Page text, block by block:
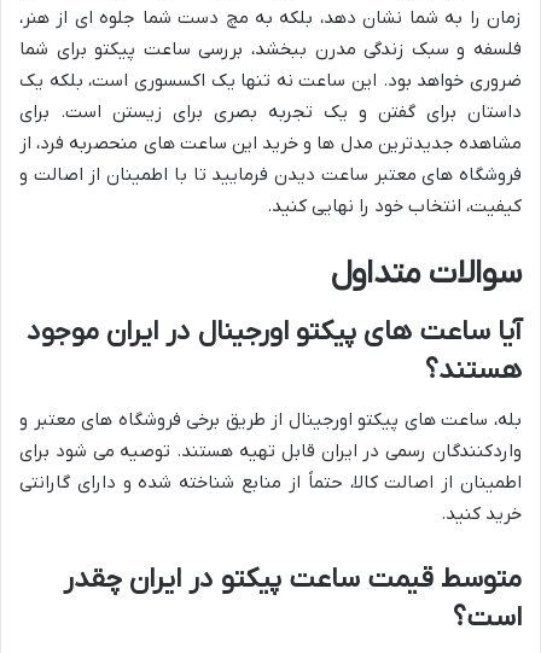
زمان را به شما نشان دهد، بلکه به مچ دست شما جلوه ای از هنر،
فلسفه و سبک زندگی مدرن ببخشد، بررسی ساعت پیکتو برای شما
ضروری خواهد بود. این ساعت نه تنها یک اکسسوری است، بلکه یک
داستان برای گفتن و یک تجربه بصری برای زیستن است. برای
مشاهده جدیدترین مدل ها و خرید این ساعت های منحصربه فرد، از
فروشگاه های معتبر ساعت دیدن فرمایید تا با اطمینان از اصالت و
کیفیت، انتخاب خود را نهایی کنید.
سوالات متداول
آیا ساعت های پیکتو اورجینال در ایران موجود
هستند؟
بله، ساعت های پیکتو اورجینال از طریق برخی فروشگاه های معتبر و
واردکنندگان رسمی در ایران قابل تهیه هستند. توصیه می شود برای
اطمینان از اصالت کالا، حتماً از منابع شناخته شده و دارای گارانتی
خرید کنید.
متوسط قیمت ساعت پیکتو در ایران چقدر
است؟